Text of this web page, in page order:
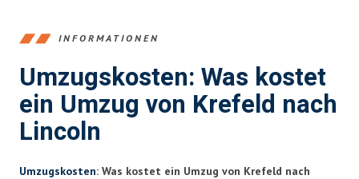
INFORMATIONEN
Umzugskosten: Was kostet
ein Umzug von Krefeld nach
Lincoln
Umzugskosten: Was kostet ein Umzug von Krefeld nach